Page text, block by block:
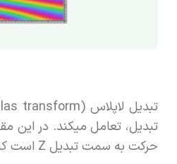
تبدیل لاپلاس (Laplas transform) به سادگی با سیگنالهایی که
تبدیل، تعامل میکند. در این
حرکت به سمت تبدیل Z‌ است که به طور گسترده در پردازش سیگنالهای زمان-گسسته استفاده میشود به خصوص در تئوری کنترل.